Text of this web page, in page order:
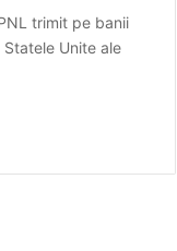
trimit pe banii
Unite ale